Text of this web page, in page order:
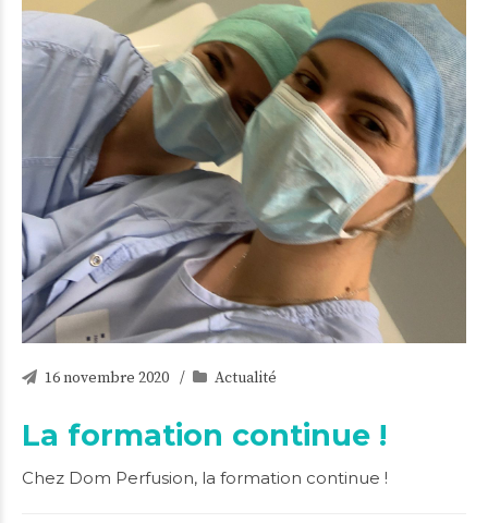
16 novembre 2020 Actualité
La formation continue !
Chez Dom Perfusion, la formation continue !